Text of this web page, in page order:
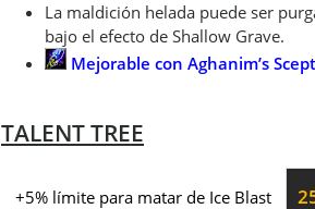
La maldición helada puede ser
bajo el efecto de Shallow Grave.
Mejorable con Aghanim’s
TALENT TREE
+5% límite para matar de Ice Blast